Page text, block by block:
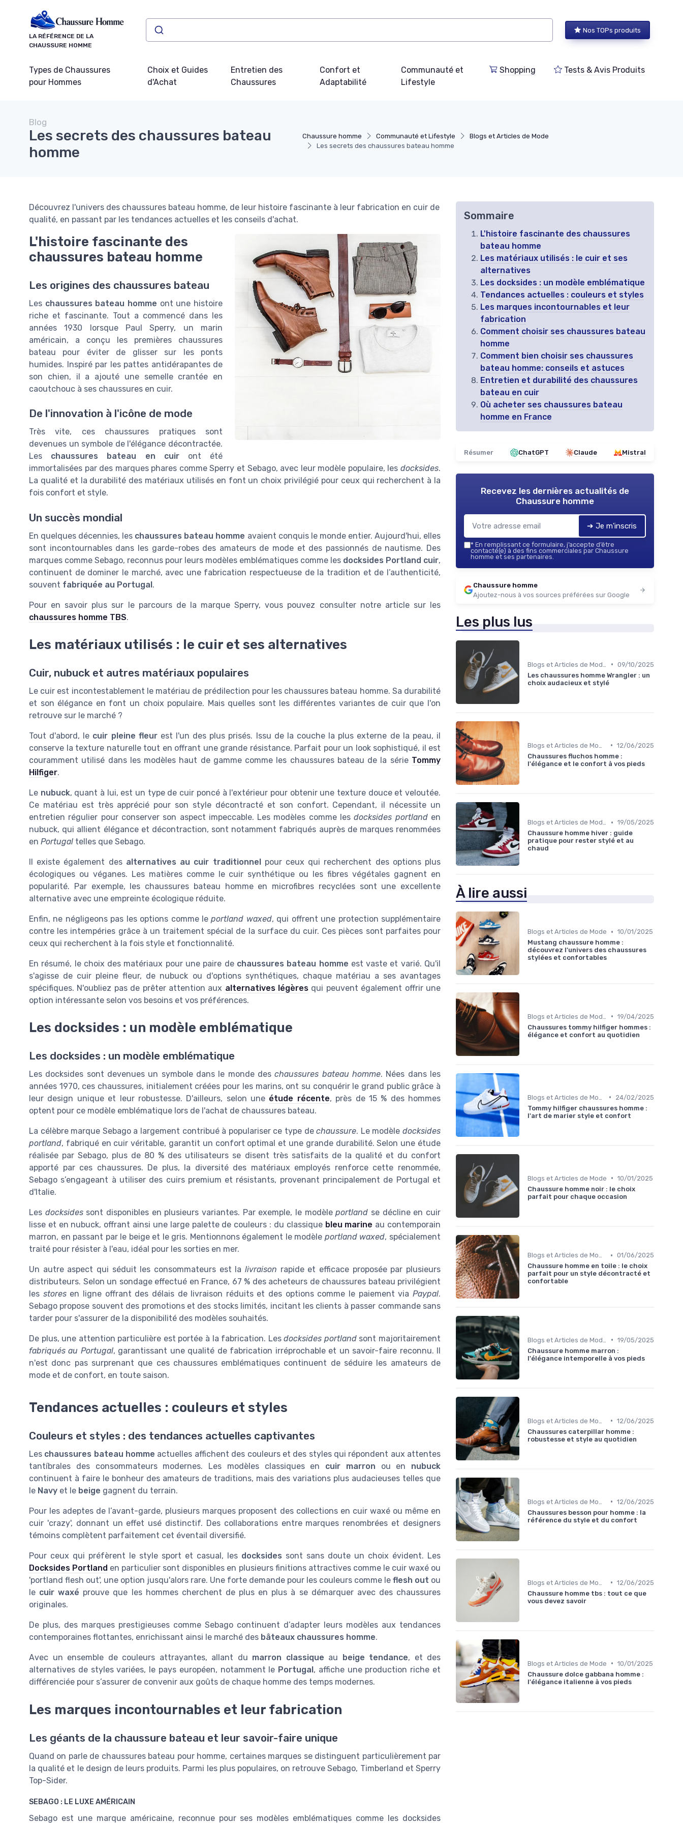
LA RÉFÉRENCE DE LA
CHAUSSURE HOMME
Nos TOPs produits
Types de Chaussures
pour Hommes
Choix et Guides
d'Achat
Entretien des
Chaussures
Confort et
Adaptabilité
Communauté et
Lifestyle
Shopping Tests & Avis Produits
Chaussure homme Communauté et Lifestyle
Blogs et Articles de Mode
Les secrets des chaussures bateau homme
Blog
Les secrets des chaussures bateau
homme
Découvrez l'univers des chaussures bateau homme, de leur histoire fascinante à leur fabrication en cuir de
qualité, en passant par les tendances actuelles et les conseils d'achat.
L'histoire fascinante des
chaussures bateau homme
Les origines des chaussures bateau
Les chaussures bateau homme ont une histoire
riche et fascinante. Tout a commencé dans les
années 1930 lorsque Paul Sperry, un marin
américain, a conçu les premières chaussures
bateau pour éviter de glisser sur les ponts
humides. Inspiré par les pattes antidérapantes de
son chien, il a ajouté une semelle crantée en
caoutchouc à ses chaussures en cuir.
De l'innovation à l'icône de mode
Très vite, ces chaussures pratiques sont
devenues un symbole de l'élégance décontractée.
Les chaussures bateau en cuiront été
immortalisées par des marques phares comme Sperry et Sebago, avec leur modèle populaire, les docksides.
La qualité et la durabilité des matériaux utilisés en font un choix privilégié pour ceux qui recherchent à la
fois confort et style.
Un succès mondial
En quelques décennies, les chaussures bateau homme avaient conquis le monde entier. Aujourd'hui, elles
sont incontournables dans les garde-robes des amateurs de mode et des passionnés de nautisme. Des
marques comme Sebago, reconnus pour leurs modèles emblématiques comme les docksides Portland cuir,
continuent de dominer le marché, avec une fabrication respectueuse de la tradition et de l’authenticité,
souvent fabriquée au Portugal.
Pour en savoir plus sur le parcours de la marque Sperry, vous pouvez consulter notre article sur les
chaussures homme TBS.
Les matériaux utilisés : le cuir et ses alternatives
Cuir, nubuck et autres matériaux populaires
Le cuir est incontestablement le matériau de prédilection pour les chaussures bateau homme. Sa durabilité
et son élégance en font un choix populaire. Mais quelles sont les différentes variantes de cuir que l'on
retrouve sur le marché ?
Tout d'abord, le cuir pleine fleurest l'un des plus prisés. Issu de la couche la plus externe de la peau, il
conserve la texture naturelle tout en offrant une grande résistance. Parfait pour un look sophistiqué, il est
couramment utilisé dans les modèles haut de gamme comme les chaussures bateau de la série Tommy
Hilfiger.
Le nubuck, quant à lui, est un type de cuir poncé à l'extérieur pour obtenir une texture douce et veloutée.
Ce matériau est très apprécié pour son style décontracté et son confort. Cependant, il nécessite un
entretien régulier pour conserver son aspect impeccable. Les modèles comme lesdocksides portlanden
nubuck, qui allient élégance et décontraction, sont notamment fabriqués auprès de marques renommées
en Portugal telles que Sebago.
Il existe également des alternatives au cuir traditionnelpour ceux qui recherchent des options plus
écologiques ou véganes. Les matières comme le cuir synthétique ou les fibres végétales gagnent en
popularité. Par exemple, les chaussures bateau homme en microfibres recyclées sont une excellente
alternative avec une empreinte écologique réduite.
Enfin, ne négligeons pas les options comme leportland waxed, qui offrent une protection supplémentaire
contre les intempéries grâce à un traitement spécial de la surface du cuir. Ces pièces sont parfaites pour
ceux qui recherchent à la fois style et fonctionnalité.
En résumé, le choix des matériaux pour une paire de chaussures bateau homme est vaste et varié. Qu'il
s'agisse de cuir pleine fleur, de nubuck ou d'options synthétiques, chaque matériau a ses avantages
spécifiques. N'oubliez pas de prêter attention aux alternatives légères qui peuvent également offrir une
option intéressante selon vos besoins et vos préférences.
Les docksides : un modèle emblématique
Les docksides : un modèle emblématique
Les docksides sont devenues un symbole dans le monde deschaussures bateau homme. Nées dans les
années 1970, ces chaussures, initialement créées pour les marins, ont su conquérir le grand public grâce à
leur design unique et leur robustesse. D'ailleurs, selon une étude récente, près de 15 % des hommes
optent pour ce modèle emblématique lors de l'achat de chaussures bateau.
La célèbre marque Sebago a largement contribué à populariser ce type dechaussure. Le modèledocksides
portland, fabriqué en cuir véritable, garantit un confort optimal et une grande durabilité. Selon une étude
réalisée par Sebago, plus de 80 % des utilisateurs se disent très satisfaits de la qualité et du confort
apporté par ces chaussures. De plus, la diversité des matériaux employés renforce cette renommée,
Sebago s’engageant à utiliser des cuirs premium et résistants, provenant principalement de Portugal et
d'Italie.
Les docksidessont disponibles en plusieurs variantes. Par exemple, le modèleportland se décline en cuir
lisse et en nubuck, offrant ainsi une large palette de couleurs : du classique bleu marine au contemporain
marron, en passant par le beige et le gris. Mentionnons également le modèle portland waxed, spécialement
traité pour résister à l'eau, idéal pour les sorties en mer.
Un autre aspect qui séduit les consommateurs est la livraison rapide et efficace proposée par plusieurs
distributeurs. Selon un sondage effectué en France, 67 % des acheteurs de chaussures bateau privilégient
les storesen ligne offrant des délais de livraison réduits et des options comme le paiement viaPaypal.
Sebago propose souvent des promotions et des stocks limités, incitant les clients à passer commande sans
tarder pour s'assurer de la disponibilité des modèles souhaités.
De plus, une attention particulière est portée à la fabrication. Lesdocksides portlandsont majoritairement
fabriqués au Portugal, garantissant une qualité de fabrication irréprochable et un savoir-faire reconnu. Il
n'est donc pas surprenant que ces chaussures emblématiques continuent de séduire les amateurs de
mode et de confort, en toute saison.
Tendances actuelles : couleurs et styles
Couleurs et styles : des tendances actuelles captivantes
Les chaussures bateau homme actuelles affichent des couleurs et des styles qui répondent aux attentes
tantíbrales des consommateurs modernes. Les modèles classiques en cuir marron ou en nubuck
continuent à faire le bonheur des amateurs de traditions, mais des variations plus audacieuses telles que
le Navy et le beige gagnent du terrain.
Pour les adeptes de l’avant-garde, plusieurs marques proposent des collections en cuir waxé ou même en
cuir 'crazy', donnant un effet usé distinctif. Des collaborations entre marques renombrées et designers
témoins complètent parfaitement cet éventail diversifié.
Pour ceux qui préfèrent le style sport et casual, les docksides sont sans doute un choix évident. Les
Docksides Portland en particulier sont disponibles en plusieurs finitions attractives comme le cuir waxé ou
'portland flesh out', une option jusqu'alors rare. Une forte demande pour les couleurs comme le flesh out ou
le cuir waxé prouve que les hommes cherchent de plus en plus à se démarquer avec des chaussures
originales.
De plus, des marques prestigieuses comme Sebago continuent d’adapter leurs modèles aux tendances
contemporaines flottantes, enrichissant ainsi le marché des bâteaux chaussures homme.
Avec un ensemble de couleurs attrayantes, allant du marron classique au beige tendance, et des
alternatives de styles variées, le pays européen, notamment le Portugal , affiche une production riche et
différenciée pour s’assurer de convenir aux goûts de chaque homme des temps modernes.
Les marques incontournables et leur fabrication
Les géants de la chaussure bateau et leur savoir-faire unique
Quand on parle de chaussures bateau pour homme, certaines marques se distinguent particulièrement par
la qualité et le design de leurs produits. Parmi les plus populaires, on retrouve Sebago, Timberland et Sperry
Top-Sider.
SEBAGO : LE LUXE AMÉRICAIN
Sebago est une marque américaine, reconnue pour ses modèles emblématiques comme les docksides
Sommaire
L'histoire fascinante des chaussures
bateau homme
Les matériaux utilisés : le cuir et ses
alternatives
Les docksides : un modèle emblématique
Tendances actuelles : couleurs et styles
Les marques incontournables et leur
fabrication
Comment choisir ses chaussures bateau
homme
Comment bien choisir ses chaussures
bateau homme: conseils et astuces
Entretien et durabilité des chaussures
bateau en cuir
Où acheter ses chaussures bateau
homme en France
Résumer ChatGPT Claude Mistral
Recevez les dernières actualités de
Chaussure homme
➔ Je m'inscris
* En remplissant ce formulaire, j’accepte d’être
contacté(e) à des fins commerciales par Chaussure
homme et ses partenaires.
Chaussure homme
Ajoutez-nous à vos sources préférées sur Google
Les plus lus
• 09/10/2025
Les chaussures homme Wrangler : un
choix audacieux et stylé
• 12/06/2025
Chaussures fluchos homme :
l'élégance et le confort à vos pieds
Blogs et Articles de Mode • 19/05/2025
Chaussure homme hiver : guide
pratique pour rester stylé et au
chaud
À lire aussi
Blogs et Articles de Mode • 10/01/2025
Mustang chaussure homme :
découvrez l'univers des chaussures
stylées et confortables
• 19/04/2025
Chaussures tommy hilfiger hommes :
élégance et confort au quotidien
•
24/02/2025
Tommy hilfiger chaussures homme :
l'art de marier style et confort
Blogs et Articles de Mode • 10/01/2025
Chaussure homme noir : le choix
parfait pour chaque occasion
Blogs et Articles de Mode • 01/06/2025
Chaussure homme en toile : le choix
parfait pour un style décontracté et
confortable
• 19/05/2025
Chaussure homme marron :
l'élégance intemporelle à vos pieds
• 12/06/2025
Chaussures caterpillar homme :
robustesse et style au quotidien
• 12/06/2025
Chaussures besson pour homme : la
référence du style et du confort
• 12/06/2025
Chaussure homme tbs : tout ce que
vous devez savoir
Blogs et Articles de Mode • 10/01/2025
Chaussure dolce gabbana homme :
l'élégance italienne à vos pieds